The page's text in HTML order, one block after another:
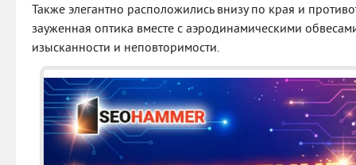
Также элегантно расположились внизу по края и
зауженная оптика вместе с аэродинамическими
изысканности и неповторимости.